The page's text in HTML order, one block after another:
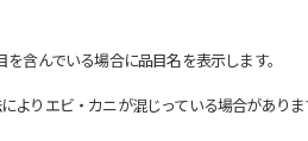
含んでいる場合に品目名を表示します。
りエビ・カニが混じっている場合があり